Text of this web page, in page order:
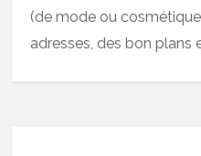
(de mode ou
adresses, des bon plans